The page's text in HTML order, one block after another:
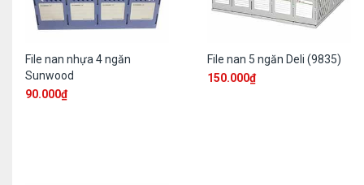
File nan nhựa 4 ngăn
Sunwood
90.000₫
File nan 5 ngăn Deli (9835)
150.000₫